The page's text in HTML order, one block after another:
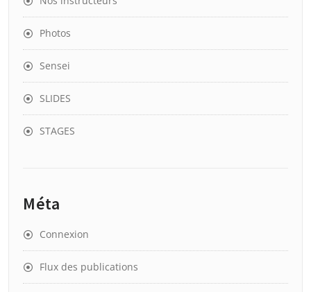
Photos
Sensei
SLIDES
STAGES
Méta
Connexion
Flux des publications